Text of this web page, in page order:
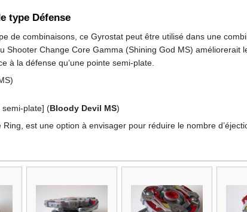
type Défense
de combinaisons, ce Gyrostat peut être utilisé dans une
Shooter Change Core Gamma (Shining God MS)
à la défense qu’une pointe semi-plate.
semi-plate] (Bloody Devil MS)
est une option à envisager pour réduire le nombre